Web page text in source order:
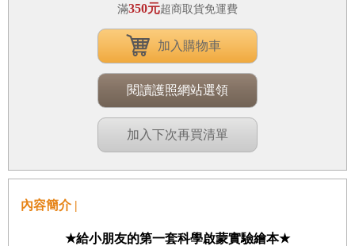
滿350元超商取貨免運費
加入購物車
閱讀護照網站選領
加入下次再買清單
內容簡介 |
★給小朋友的第一套科學啟蒙實驗繪本★